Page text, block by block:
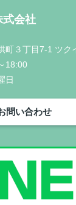
式会社
町３丁目7-1 ツク
18:00
日
問い合わせ